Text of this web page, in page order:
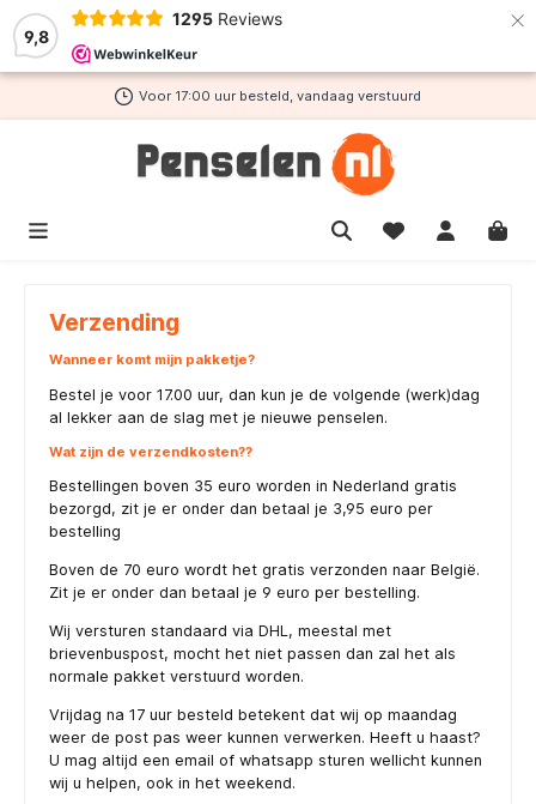
9,8
1295 Reviews ×
hoofdinhoud
Voor 17:00 uur besteld, vandaag verstuurd
Verzending
Wanneer komt mijn pakketje?
Bestel je voor 17.00 uur, dan kun je de volgende (werk)dag
al lekker aan de slag met je nieuwe penselen.
Wat zijn de verzendkosten??
Bestellingen boven 35 euro worden in Nederland gratis
bezorgd, zit je er onder dan betaal je 3,95 euro per
bestelling
Boven de 70 euro wordt het gratis verzonden naar België.
Zit je er onder dan betaal je 9 euro per bestelling.
Wij versturen standaard via DHL, meestal met
brievenbuspost, mocht het niet passen dan zal het als
normale pakket verstuurd worden.
Vrijdag na 17 uur besteld betekent dat wij op maandag
weer de post pas weer kunnen verwerken. Heeft u haast?
U mag altijd een email of whatsapp sturen wellicht kunnen
wij u helpen, ook in het weekend.